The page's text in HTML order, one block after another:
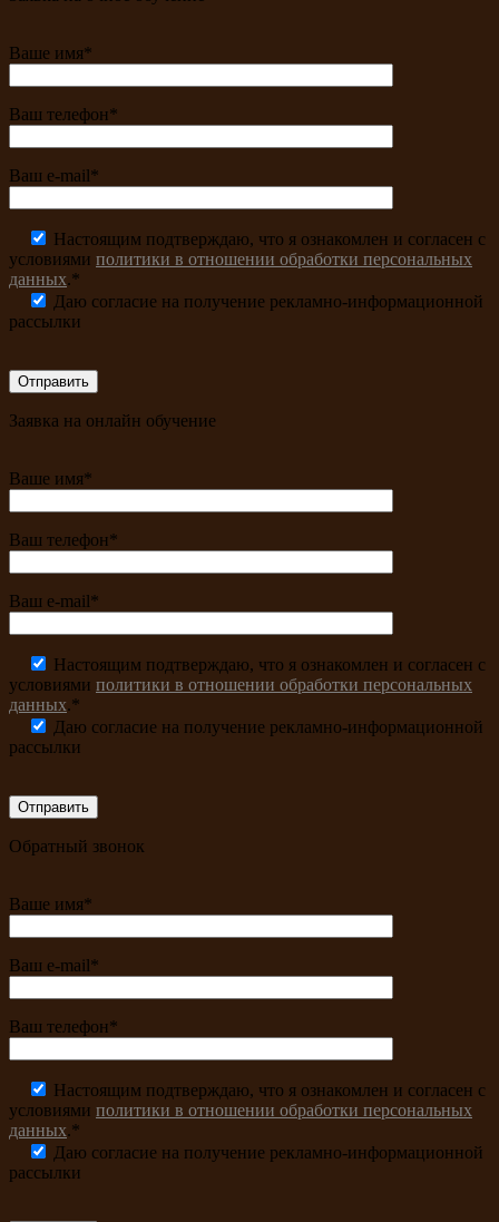
Ваше имя*
Ваш телефон*
Ваш e-mail*
Настоящим подтверждаю, что я ознакомлен и согласен с
условиями политики в отношении обработки персональных
данных.*
Даю согласие на получение рекламно-информационной
рассылки
Заявка на онлайн обучение
Ваше имя*
Ваш телефон*
Ваш e-mail*
Настоящим подтверждаю, что я ознакомлен и согласен с
условиями политики в отношении обработки персональных
данных.*
Даю согласие на получение рекламно-информационной
рассылки
Обратный звонок
Ваше имя*
Ваш e-mail*
Ваш телефон*
Настоящим подтверждаю, что я ознакомлен и согласен с
условиями политики в отношении обработки персональных
данных.*
Даю согласие на получение рекламно-информационной
рассылки